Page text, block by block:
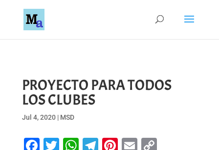
PROYECTO PARA TODOS
LOS CLUBES
Jul 4, 2020| MSD
Facebook
Twitter
WhatsApp
Telegram
Pinterest
EmailCopy